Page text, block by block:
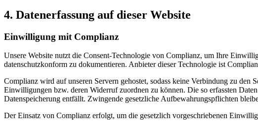
4. Datenerfassung auf dieser Website
Einwilligung mit Complianz
Unsere Website nutzt die Consent-Technologie von Complianz, um Ihre
datenschutzkonform zu dokumentieren. Anbieter dieser Technologie ist
Complianz wird auf unseren Servern gehostet, sodass keine Verbindung zu
Einwilligungen bzw. deren Widerruf zuordnen zu können. Die so erfassten
Datenspeicherung entfällt. Zwingende gesetzliche Aufbewahrungspflichten
Der Einsatz von Complianz erfolgt, um die gesetzlich vorgeschriebenen